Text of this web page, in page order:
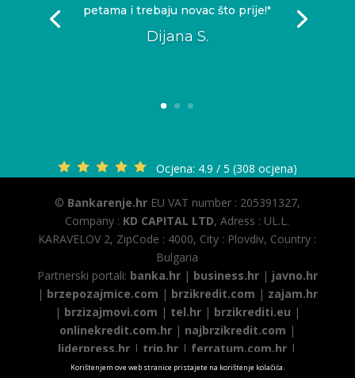
petama i trebaju novac što prije!"
Dijana S.
Ocjena: 4.9 / 5 (308 ocjena)
© Bankarenje.hrEU VAT number : 205391327,
Company : KD CAPITAL LTD, Adress : UL.L.
KARAVELOV 2, ZipCode : 4000, City : Plovdiv, Country :
Bulgaria
Partnerski portali: banka.hr| business.hr| javno.hr
| brzepozajmice.com | brzikredit.com | zajam.hr
| brzizajmovi.com | tel.hr| brzikrediti.eu |
onlinekredit.com.hr| najbrzikredit.com |
liderpress.hr | trip.hr | ferratum.com.hr |
globus.com.hr|brzikredit.hr|
Korištenjem ove web stranice pristajete na korištenje kolačića.